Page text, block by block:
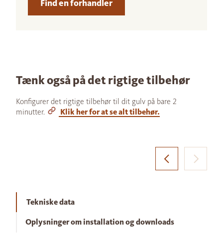
Find en forhandler
Tænk også på det rigtige tilbehør
Konfigurer det rigtige tilbehør til dit gulv på bare 2
minutter.
Klik her for at se alt tilbehør.
Tekniske data
Oplysninger om installation og downloads